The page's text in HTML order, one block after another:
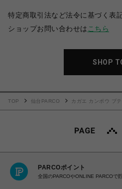
特定商取引法など法令に基づく表
ショップお問い合わせは こちら
SHOP
TOP 仙台PARCO カガエ カンポウ ブ
PARCOポイント
全国のPARCOやONLINE PARCOで